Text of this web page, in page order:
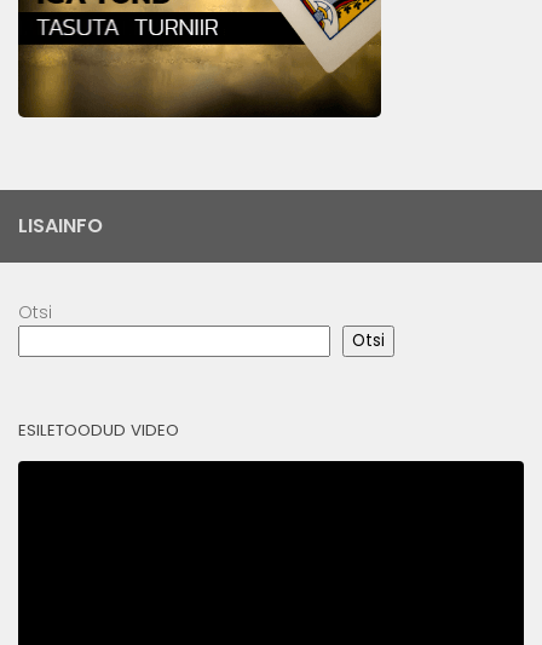
LISAINFO
Otsi
Otsi
ESILETOODUD VIDEO